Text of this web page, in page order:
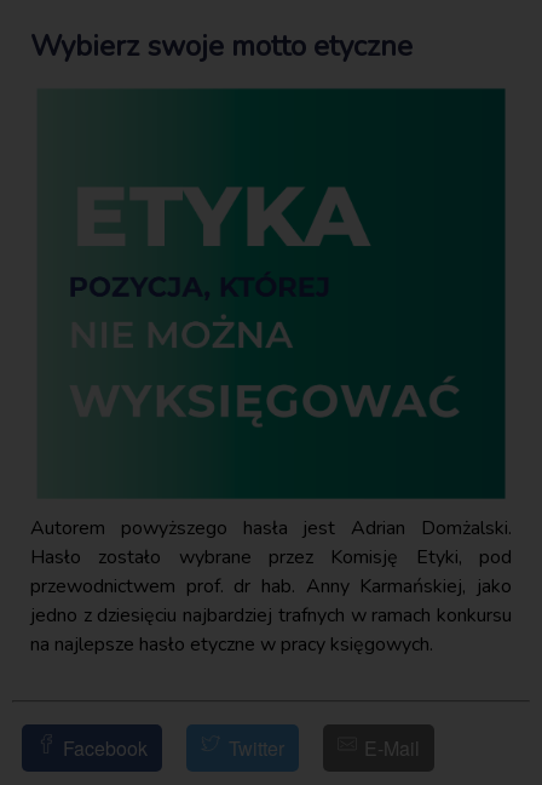
Wybierz swoje motto etyczne
Autorem powyższego hasła jest Adrian Domżalski.
Hasło zostało wybrane przez Komisję Etyki, pod
przewodnictwem prof. dr hab. Anny Karmańskiej, jako
jedno z dziesięciu najbardziej trafnych w ramach konkursu
na najlepsze hasło etyczne w pracy księgowych.
Facebook Twitter E-Mail